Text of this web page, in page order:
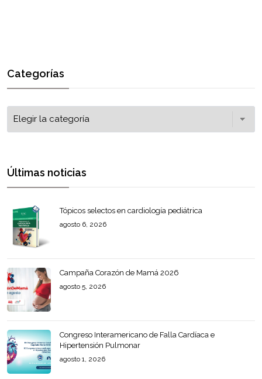
Categorías
Últimas noticias
Tópicos selectos en cardiología pediátrica
agosto 6, 2026
Campaña Corazón de Mamá 2026
agosto 5, 2026
Congreso Interamericano de Falla Cardíaca e
Hipertensión Pulmonar
agosto 1, 2026